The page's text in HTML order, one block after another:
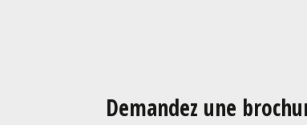
Demandez une